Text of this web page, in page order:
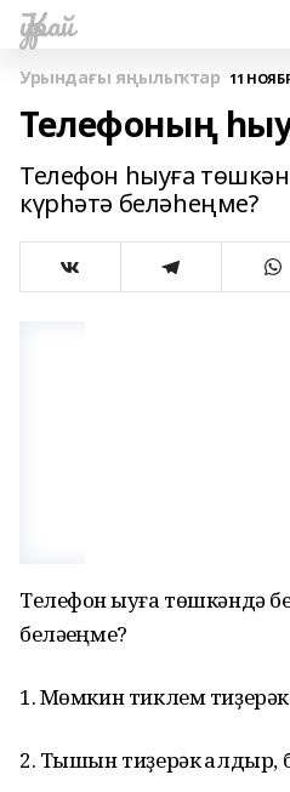
Ҡурай
Урындағы яңылыҡтар 11
Телефоның
Телефон һыуға
күрһәтә беләһеңме?
Телефон һыуға төшкәндә
беләһеңме?
1. Мөмкин тиклем
2. Тышын тиҙерәк һалдыр,